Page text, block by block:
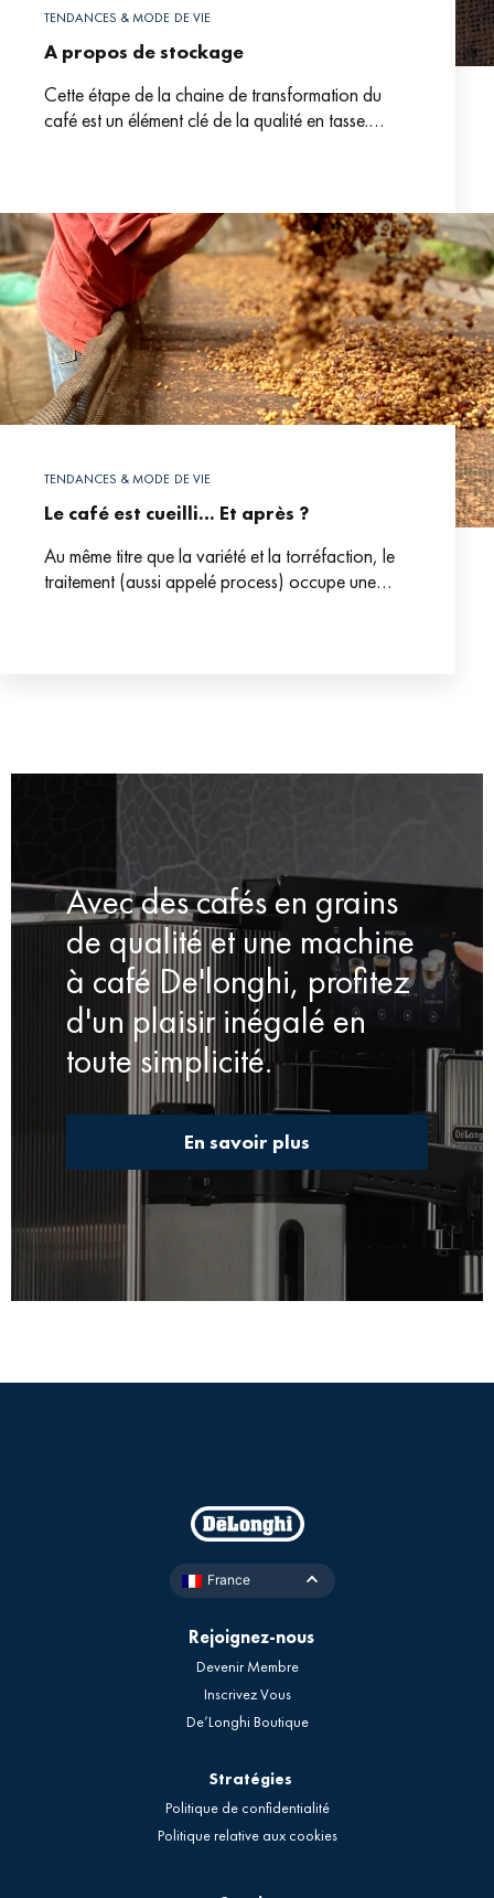
TENDANCES & MODE DE VIE
A propos de stockage
Cette étape de la chaine de transformation du
café est un élément clé de la qualité en tasse.
TENDANCES & MODE DE VIE
Le café est cueilli… Et après ?
Au même titre que la variété et la torréfaction, le
traitement (aussi appelé process) occupe une
Avec des cafés en grains
de qualité et une machine
à café De'longhi, profitez
d'un plaisir inégalé en
toute simplicité.
En savoir plus
France
Rejoignez-nous
Devenir Membre
Inscrivez Vous
De’Longhi Boutique
Stratégies
Politique de confidentialité
Politique relative aux cookies